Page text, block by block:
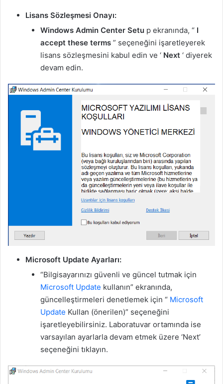
Lisans Sözleşmesi Onayı:
Windows Admin Center Setu p ekranında, “ I
accept these terms ” seçeneğini işaretleyerek
lisans sözleşmesini kabul edin ve ‘ Next ‘ diyerek
devam edin.
Microsoft Update Ayarları:
“Bilgisayarınızı güvenli ve güncel tutmak için
Microsoft Update kullanın” ekranında,
güncelleştirmeleri denetlemek için “ Microsoft
Update Kullan (önerilen)” seçeneğini
işaretleyebilirsiniz. Laboratuvar ortamında ise
varsayılan ayarlarla devam etmek üzere ‘Next’
seçeneğini tıklayın.